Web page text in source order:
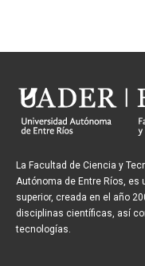
La Facultad de Ciencia y
Autónoma de Entre Ríos,
superior, creada en el año
disciplinas científicas, así
tecnologías.